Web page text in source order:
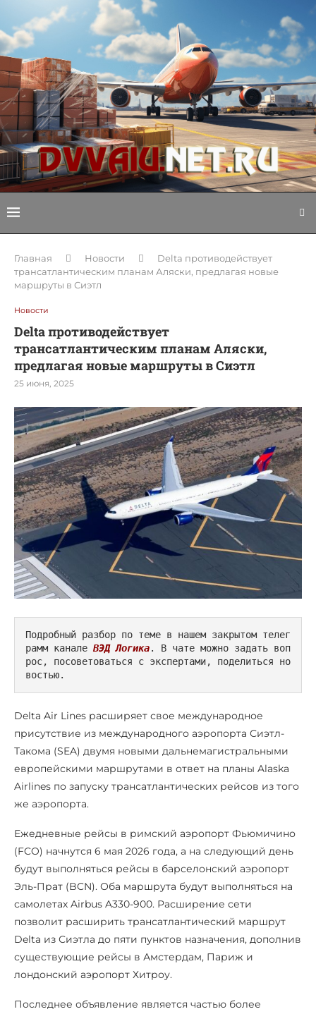
Главная Новости
Delta противодействует
трансатлантическим планам Аляски, предлагая новые
маршруты в Сиэтл
Новости
Delta противодействует
трансатлантическим планам Аляски,
предлагая новые маршруты в Сиэтл
25 июня, 2025
Подробный разбор по теме в нашем закрытом телег
рамм канале ВЭД Логика. В чате можно задать воп
рос, посоветоваться с экспертами, поделиться но
востью.
Delta Air Lines расширяет свое международное
присутствие из международного аэропорта Сиэтл-
Такома (SEA) двумя новыми дальнемагистральными
европейскими маршрутами в ответ на планы Alaska
Airlines по запуску трансатлантических рейсов из того
же аэропорта.
Ежедневные рейсы в римский аэропорт Фьюмичино
(FCO) начнутся 6 мая 2026 года, а на следующий день
будут выполняться рейсы в барселонский аэропорт
Эль-Прат (BCN). Оба маршрута будут выполняться на
самолетах Airbus A330-900. Расширение сети
позволит расширить трансатлантический маршрут
Delta из Сиэтла до пяти пунктов назначения, дополнив
существующие рейсы в Амстердам, Париж и
лондонский аэропорт Хитроу.
Последнее объявление является частью более